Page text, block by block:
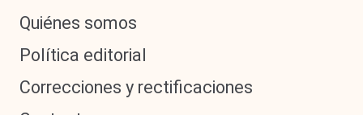
Quiénes somos
Política editorial
Correcciones y rectificaciones